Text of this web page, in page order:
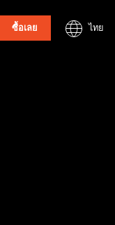
ซื้อเลย ไทย